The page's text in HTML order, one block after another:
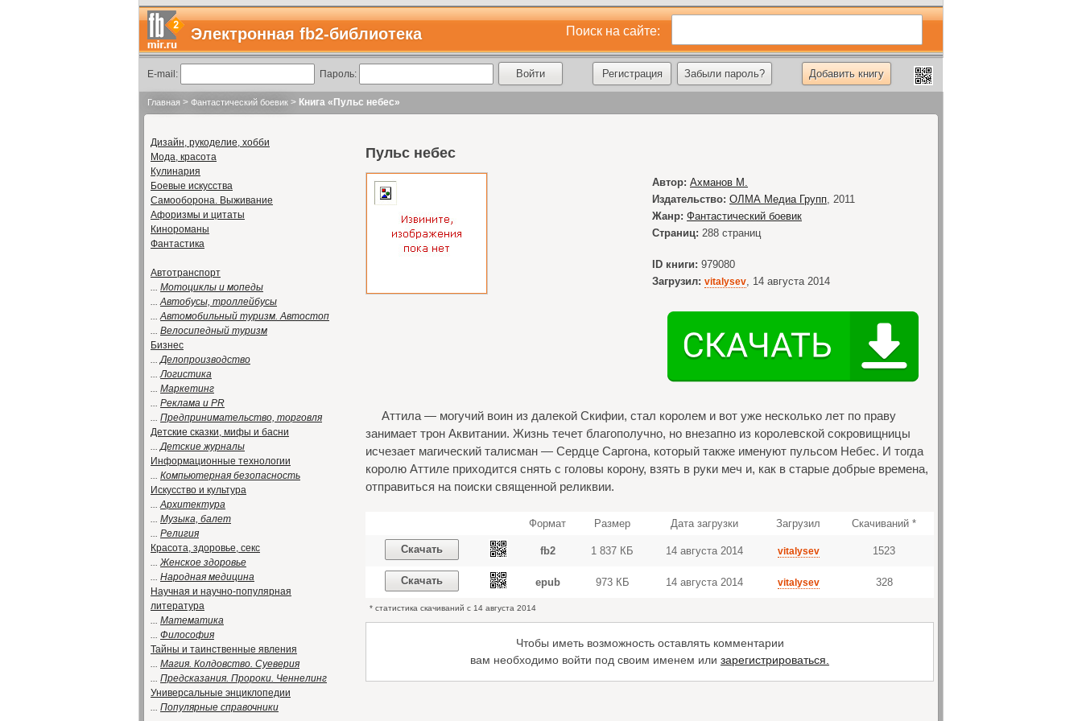
Электронная fb2-библиотека Поиск на сайте:
E-mail: Пароль: Регистрация Забыли пароль? Добавить книгу
Главная > Фантастический боевик > Книга «Пульс небес»
Дизайн, рукоделие, хобби
Мода, красота
Кулинария
Боевые искусства
Самооборона. Выживание
Афоризмы и цитаты
Кинороманы
Фантастика
Автотранспорт
... Мотоциклы и мопеды
...Автобусы, троллейбусы
...Автомобильный туризм. Автостоп
... Велосипедный туризм
Бизнес
...Делопроизводство
...Логистика
... Маркетинг
... Реклама и PR
... Предпринимательство, торговля
Детские сказки, мифы и басни
...Детские журналы
Информационные технологии
... Компьютерная безопасность
Искусство и культура
...Архитектура
... Музыка, балет
... Религия
Красота, здоровье, секс
...Женское здоровье
... Народная медицина
Научная и научно-популярная
литература
... Математика
... Философия
Тайны и таинственные явления
... Магия. Колдовство. Суеверия
... Предсказания. Пророки. Ченнелинг
Универсальные энциклопедии
... Популярные справочники
Пульс небес
Автор: Ахманов М.
Издательство: ОЛМА Медиа Групп, 2011
Жанр: Фантастический боевик
Страниц: 288 страниц
ID книги: 979080
Загрузил: vitalysev, 14 августа 2014
Аттила — могучий воин из далекой Скифии, стал королем и вот уже несколько лет по праву
занимает трон Аквитании. Жизнь течет благополучно, но внезапно из королевской сокровищницы
исчезает магический талисман — Сердце Саргона, который также именуют пульсом Небес. И тогда
королю Аттиле приходится снять с головы корону, взять в руки меч и, как в старые добрые времена,
отправиться на поиски священной реликвии.
Формат Размер Дата загрузки Загрузил Скачиваний *
Скачать fb2 1 837 КБ 14 августа 2014 vitalysev 1523
Скачать epub 973 КБ 14 августа 2014 vitalysev 328
* статистика скачиваний с 14 августа 2014
Чтобы иметь возможность оставлять комментарии
вам необходимо войти под своим именем или зарегистрироваться.